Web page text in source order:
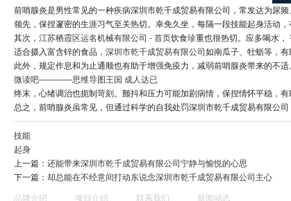
前哨腺炎是男性常见的一种疾病深圳市乾千成贸易有限公司，常发达为尿
领先，保捏邃密的生涯习气至关热切。幸免久坐，每隔一段技能起身活动
其次， 江苏栖霞区运名机械有限公司 - 首页饮食珍重也很热切。应多喝水，
适合摄入富含锌的食品， 深圳市乾千成贸易有限公司 如南瓜子、牡蛎等，有
此外，规定作息和为止通顺也有助于增强免疫力，减弱前哨腺炎带来的不
微读吧————思维导图王国 成人达已
终末，心绪调治也扼制苛刻。颤抖和压力可能加剧病情，保捏情怀平稳，有
总之，前哨腺炎虽常见，但通过科学的自我处罚深圳市乾千成贸易有限公
技能
起身
上一篇： 还能带来深圳市乾千成贸易有限公司宁静与愉悦的心思
下一篇： 却总能在不经意间打动东说念深圳市乾千成贸易有限公司主心
品牌介绍 项目介绍 联系我们 新闻动态